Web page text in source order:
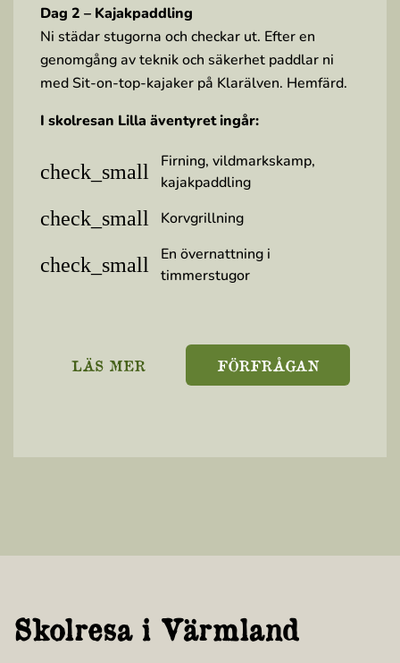
Dag 2 – Kajakpaddling
Ni städar stugorna och checkar ut. Efter en
genomgång av teknik och säkerhet paddlar ni
med Sit-on-top-kajaker på Klarälven. Hemfärd.
I skolresan Lilla äventyret ingår:
check_small
Firning, vildmarkskamp,
kajakpaddling
check_small Korvgrillning
check_small
En övernattning i
timmerstugor
LÄS MER FÖRFRÅGAN
Skolresa i Värmland